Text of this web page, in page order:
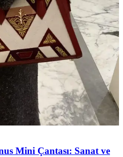
Mini Çantası: Sanat ve